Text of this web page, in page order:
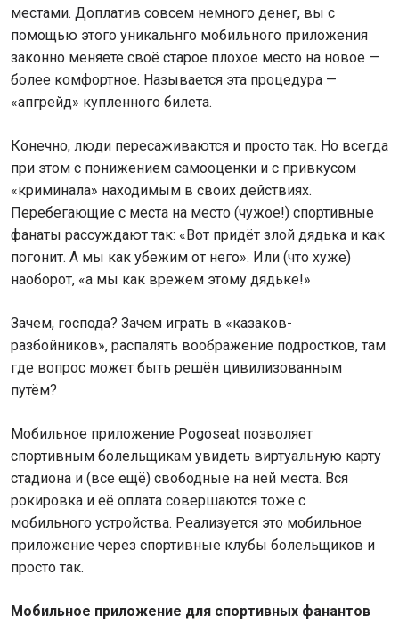
местами. Доплатив совсем немного денег, вы с
помощью этого уникальнго мобильного приложения
законно меняете своё старое плохое место на новое —
более комфортное. Называется эта процедура —
«апгрейд» купленного билета.
Конечно, люди пересаживаются и просто так. Но всегда
при этом с понижением самооценки и с привкусом
«криминала» находимым в своих действиях.
Перебегающие с места на место (чужое!) спортивные
фанаты рассуждают так: «Вот придёт злой дядька и как
погонит. А мы как убежим от него». Или (что хуже)
наоборот, «а мы как врежем этому дядьке!»
Зачем, господа? Зачем играть в «казаков-
разбойников», распалять воображение подростков, там
где вопрос может быть решён цивилизованным
путём?
Мобильное приложение Pogoseat позволяет
спортивным болельщикам увидеть виртуальную карту
стадиона и (все ещё) свободные на ней места. Вся
рокировка и её оплата совершаются тоже с
мобильного устройства. Реализуется это мобильное
приложение через спортивные клубы болельщиков и
просто так.
Мобильное приложение для спортивных фанантов